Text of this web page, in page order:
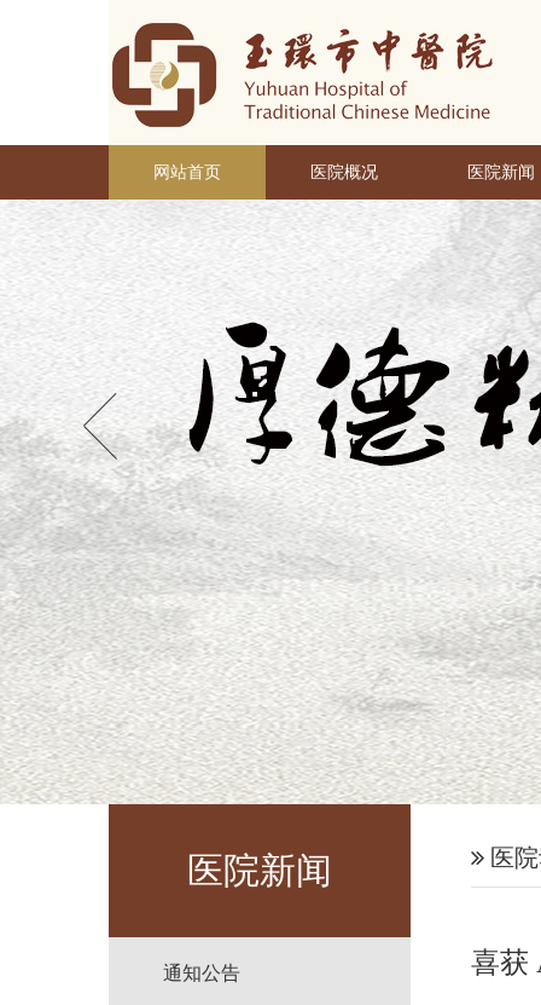
网站首页 医院概况 医院新闻
医院新闻
通知公告
医
喜获